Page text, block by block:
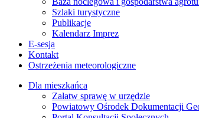
Szlaki turystyczne
Publikacje
Kalendarz Imprez
E-sesja
Kontakt
Ostrzeżenia meteorologiczne
Dla mieszkańca
Załatw sprawę w urzędzie
Powiatowy Ośrodek Dokumentacji